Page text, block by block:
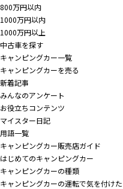
800万円以内
1000万円以内
1000万円以上
中古車を探す
キャンピングカー一覧
キャンピングカーを売る
新着記事
みんなのアンケート
お役立ちコンテンツ
マイスター日記
用語一覧
キャンピングカー販売店ガイド
はじめてのキャンピングカー
キャンピングカーの種類
キャンピングカーの運転で気を付け